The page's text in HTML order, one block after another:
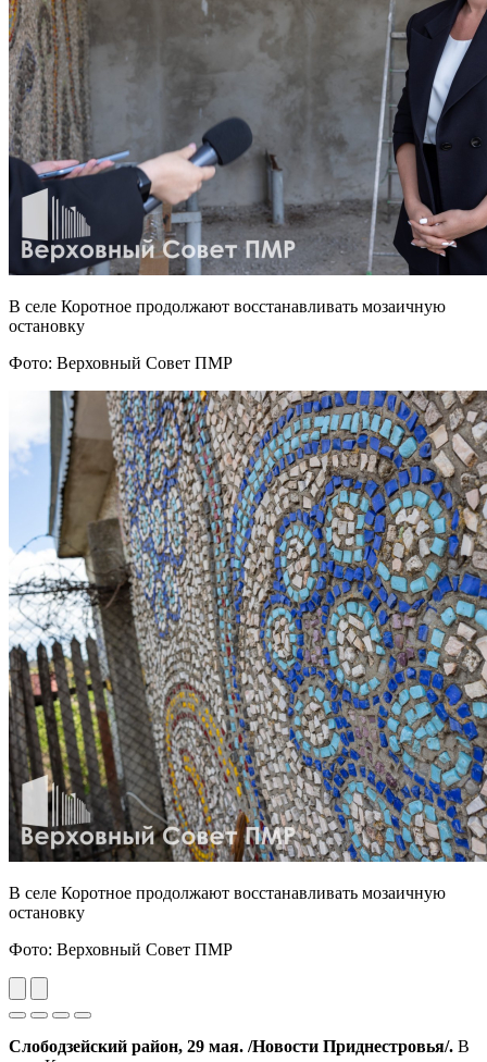
В селе Коротное продолжают восстанавливать мозаичную
остановку
Фото: Верховный Совет ПМР
В селе Коротное продолжают восстанавливать мозаичную
остановку
Фото: Верховный Совет ПМР
Previous
Next
Слободзейский район, 29 мая. /Новости Приднестровья/. В